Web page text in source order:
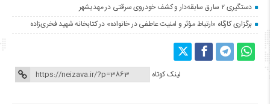
دستگیری ۲ سارق سابقه‌دار و کشف خودروی سرقتی در مهدیشهر
برگزاری کارگاه «ارتباط مؤثر و امنیت عاطفی در خانواده» در کتابخانه شهید فخری‌زاده
لینک کوتاه